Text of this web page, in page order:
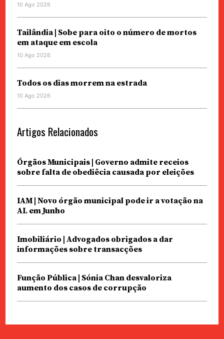
10 Ago 2026
Tailândia | Sobe para oito o número de mortos
em ataque em escola
10 Ago 2026
Todos os dias morrem na estrada
10 Ago 2026
Artigos Relacionados
Órgãos Municipais | Governo admite receios
sobre falta de obediêcia causada por eleições
IAM | Novo órgão municipal pode ir a votação na
AL em Junho
Imobiliário | Advogados obrigados a dar
informações sobre transacções
Função Pública | Sónia Chan desvaloriza
aumento dos casos de corrupção